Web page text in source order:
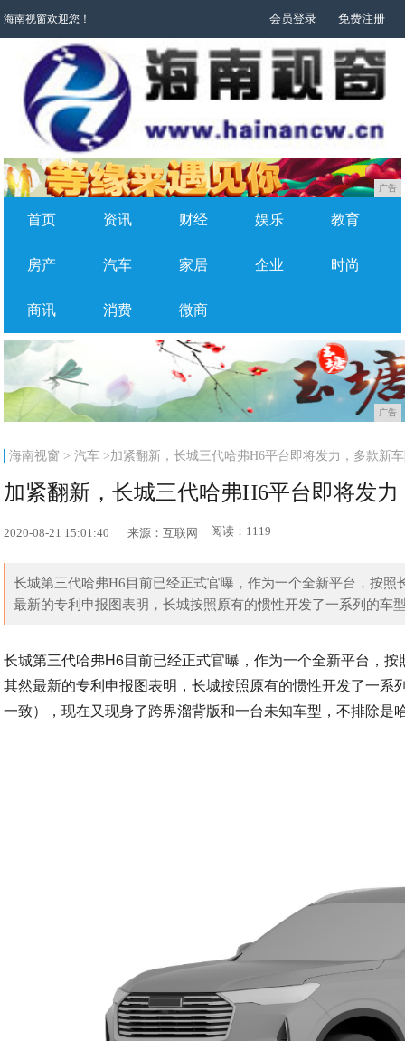
海南视窗欢迎您！ 会员登录 免费注册
广告
首页 资讯 财经 娱乐 教育
房产 汽车 家居 企业 时尚
商讯 消费 微商
广告
海南视窗 >汽车 >加紧翻新，长城三代哈弗H6平台即将发力，多款新
加紧翻新，长城三代哈弗H6平台即将发
2020-08-21 15:01:40 来源：互联网 阅读：1119
长城第三代哈弗H6目前已经正式官曝，作为一个全新平台，按
最新的专利申报图表明，长城按照原有的惯性开发了一系列的车
长城第三代哈弗H6目前已经正式官曝，作为一个全新平台，
其然最新的专利申报图表明，长城按照原有的惯性开发了一
一致），现在又现身了跨界溜背版和一台未知车型，不排除